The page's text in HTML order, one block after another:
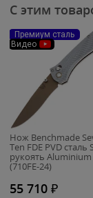
С этим
Премиум сталь
Видео
Нож Benchmade
Ten FDE PVD сталь
рукоять Aluminium
(710FE-24)
55 710 ₽